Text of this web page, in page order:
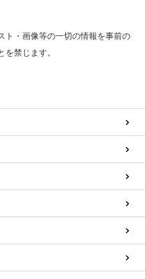
ト・画像等の一切の情報を事前の
禁じます。